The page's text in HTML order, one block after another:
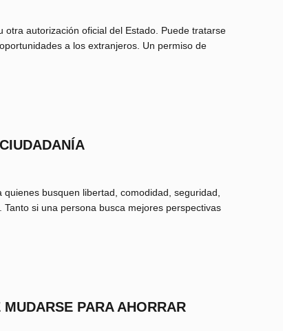
autorización oficial del Estado. Puede tratarse
a los extranjeros. Un permiso de
busquen libertad, comodidad, seguridad,
si una persona busca mejores perspectivas
PARA AHORRAR